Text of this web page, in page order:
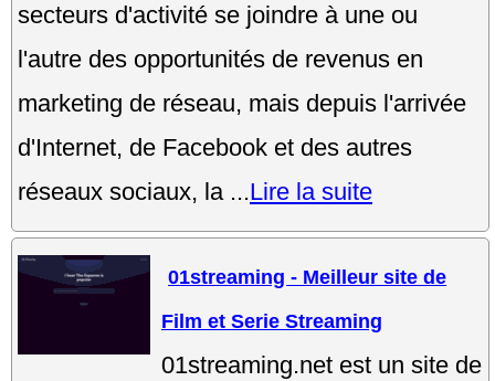
secteurs d'activité se joindre à une ou
l'autre des opportunités de revenus en
marketing de réseau, mais depuis l'arrivée
d'Internet, de Facebook et des autres
réseaux sociaux, la ...Lire la suite
01streaming - Meilleur site de
Film et Serie Streaming
01streaming.net est un site de